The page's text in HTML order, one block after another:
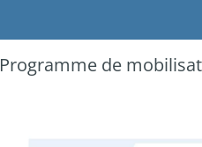
Programme de